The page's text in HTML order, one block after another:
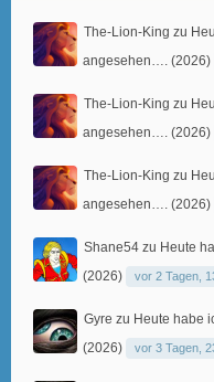
The-Lion-King zu
angesehen…. (2026)
The-Lion-King zu
angesehen…. (2026)
The-Lion-King zu
angesehen…. (2026)
Shane54 zu Heute
(2026)
vor 2 Tagen,
Gyre zu Heute habe
(2026)
vor 3 Tagen,